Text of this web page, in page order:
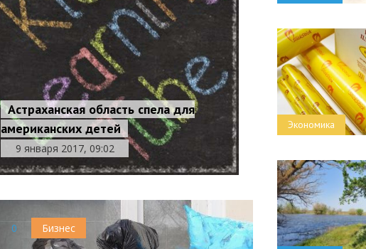
Астраханская область спела для
американских детей
9 января 2017, 09:02
0 Бизнес
Экономика